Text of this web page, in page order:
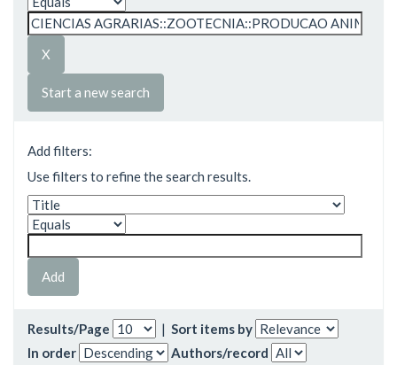
Start a new search
Add filters:
Use filters to refine the search results.
Results/Page | Sort items by
In order
Authors/record